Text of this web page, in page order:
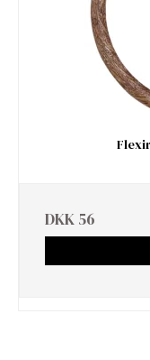
DKK 56